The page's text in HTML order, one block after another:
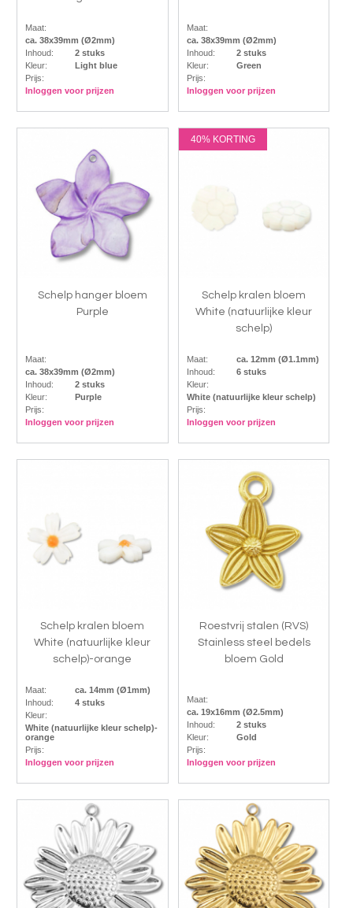
Maat:
ca. 38x39mm (Ø2mm)
Inhoud:
2 stuks
Kleur:
Light blue
Prijs:
Inloggen voor prijzen
Maat:
ca. 38x39mm (Ø2mm)
Inhoud:
2 stuks
Kleur:
Green
Prijs:
Inloggen voor prijzen
Schelp hanger bloem
Purple
Maat:
ca. 38x39mm (Ø2mm)
Inhoud:
2 stuks
Kleur:
Purple
Prijs:
Inloggen voor prijzen
40% KORTING
Schelp kralen bloem
White (natuurlijke kleur
schelp)
Maat:
ca. 12mm (Ø1.1mm)
Inhoud:
6 stuks
Kleur:
White (natuurlijke kleur schelp)
Prijs:
Inloggen voor prijzen
Schelp kralen bloem
White (natuurlijke kleur
schelp)-orange
Maat:
ca. 14mm (Ø1mm)
Inhoud:
4 stuks
Kleur:
White (natuurlijke kleur schelp)-
orange
Prijs:
Inloggen voor prijzen
Roestvrij stalen (RVS)
Stainless steel bedels
bloem Gold
Maat:
ca. 19x16mm (Ø2.5mm)
Inhoud:
2 stuks
Kleur:
Gold
Prijs:
Inloggen voor prijzen